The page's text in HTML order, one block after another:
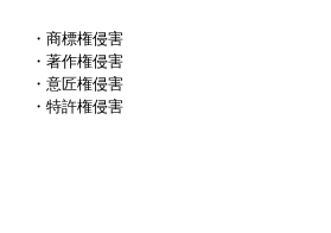
・商標権侵害
・著作権侵害
・意匠権侵害
・特許権侵害